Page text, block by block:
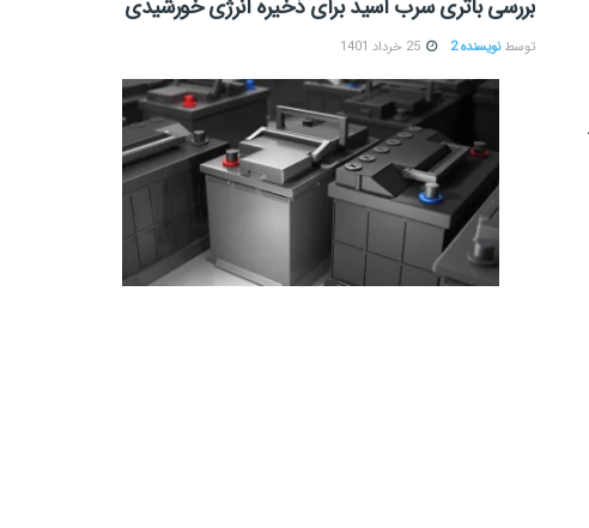
بررسی باتری سرب اسید برای ذخیره انرژی خورشیدی
توسط نویسنده 2